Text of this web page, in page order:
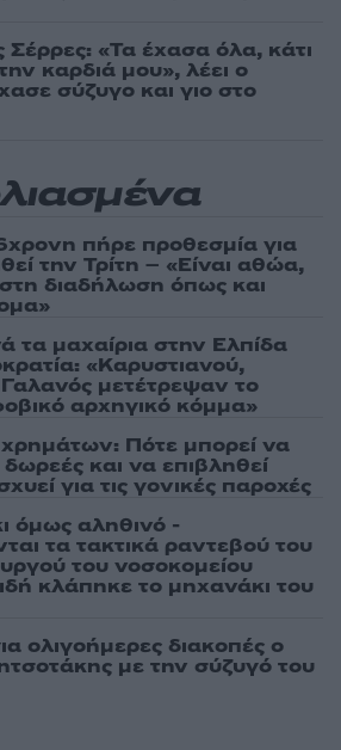
Σέρρες: «Τα έχασα όλα, κάτι
καρδιά μου», λέει ο
σύζυγο και γιο στο
πήρε προθεσμία για
την Τρίτη – «Είναι αθώα,
διαδήλωση όπως και
τα μαχαίρια στην Ελπίδα
«Καρυστιανού,
Γαλανός μετέτρεψαν το
αρχηγικό κόμμα»
Πότε μπορεί να
και να επιβληθεί
για τις γονικές παροχές
όμως αληθινό -
τα τακτικά ραντεβού του
του νοσοκομείου
κλάπηκε το μηχανάκι του
ολιγοήμερες διακοπές ο
με την σύζυγό του